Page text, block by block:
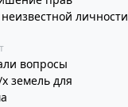
личности
вопросы
земель для